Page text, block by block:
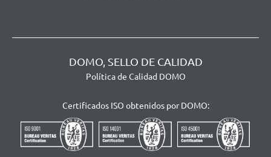
DOMO, SELLO DE CALIDAD
Política de Calidad DOMO
Certificados ISO obtenidos por DOMO: